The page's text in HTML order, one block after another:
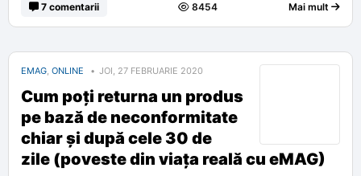
7 comentarii 8454 Mai mult
EMAG, ONLINE JOI, 27 FEBRUARIE 2020
Cum poți returna un produs
pe bază de neconformitate
chiar și după cele 30 de
zile (poveste din viața reală cu eMAG)